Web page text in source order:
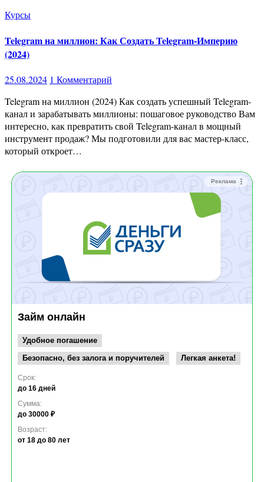
Курсы
Telegram на миллион: Как Создать Telegram-Империю
(2024)
25.08.2024 1 Комментарий
Telegram на миллион (2024) Как создать успешный Telegram-
канал и зарабатывать миллионы: пошаговое руководство Вам
интересно, как превратить свой Telegram-канал в мощный
инструмент продаж? Мы подготовили для вас мастер-класс,
который откроет…
Реклама
Займ онлайн
Удобное погашение
Безопасно, без залога и поручителей
Легкая анкета!
Срок:
до 16 дней
Сумма:
до 30000 ₽
Возраст:
от 18 до 80 лет